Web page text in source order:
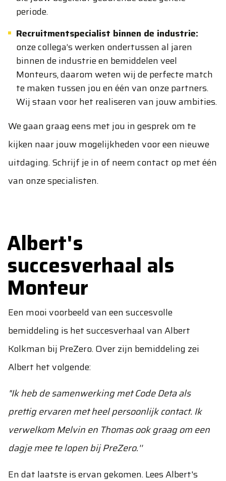
periode.
Recruitmentspecialist binnen de industrie:
onze collega’s werken ondertussen al jaren
binnen de industrie en bemiddelen veel
Monteurs, daarom weten wij de perfecte match
te maken tussen jou en één van onze partners.
Wij staan voor het realiseren van jouw ambities.
We gaan graag eens met jou in gesprek om te
kijken naar jouw mogelijkheden voor een nieuwe
uitdaging. Schrijf je in of neem contact op met één
van onze specialisten.
Albert's
succesverhaal als
Monteur
Een mooi voorbeeld van een succesvolle
bemiddeling is het succesverhaal van Albert
Kolkman bij PreZero. Over zijn bemiddeling zei
Albert het volgende:
"Ik heb de samenwerking met Code Deta als
prettig ervaren met heel persoonlijk contact. Ik
verwelkom Melvin en Thomas ook graag om een
dagje mee te lopen bij PreZero.''
En dat laatste is ervan gekomen. Lees Albert's